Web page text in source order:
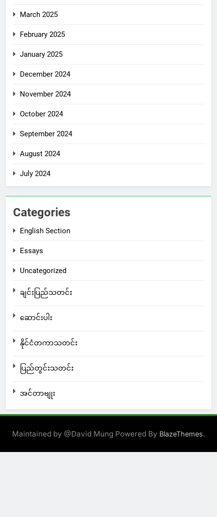
March 2025
February 2025
January 2025
December 2024
November 2024
October 2024
September 2024
August 2024
July 2024
Categories
English Section
Essays
Uncategorized
ချင်းပြည်သတင်း
ဆောင်းပါး
နိုင်ငံတကာသတင်း
ပြည်တွင်းသတင်း
အင်တာဗျုး
Maintained by @David Mung Powered By BlazeThemes.